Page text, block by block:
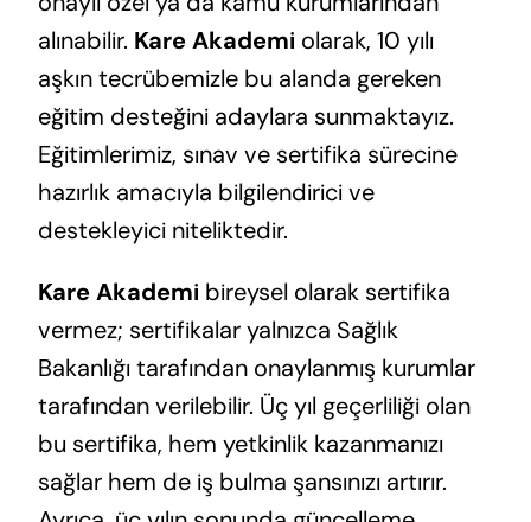
alınabilir. Kare Akademi olarak, 10 yılı
aşkın tecrübemizle bu alanda gereken
eğitim desteğini adaylara sunmaktayız.
Eğitimlerimiz, sınav ve sertifika sürecine
hazırlık amacıyla bilgilendirici ve
destekleyici niteliktedir.
Kare Akademi bireysel olarak sertifika
vermez; sertifikalar yalnızca Sağlık
Bakanlığı tarafından onaylanmış kurumlar
tarafından verilebilir. Üç yıl geçerliliği olan
bu sertifika, hem yetkinlik kazanmanızı
sağlar hem de iş bulma şansınızı artırır.